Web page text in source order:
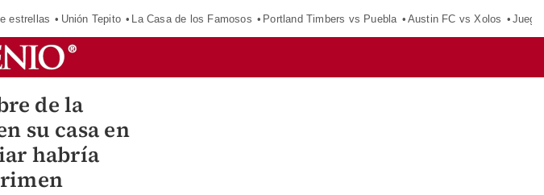
estrellas Unión Tepito La Casa de los Famosos Portland Timbers vs Puebla Austin FC vs Xolos
de la
su casa en
habría